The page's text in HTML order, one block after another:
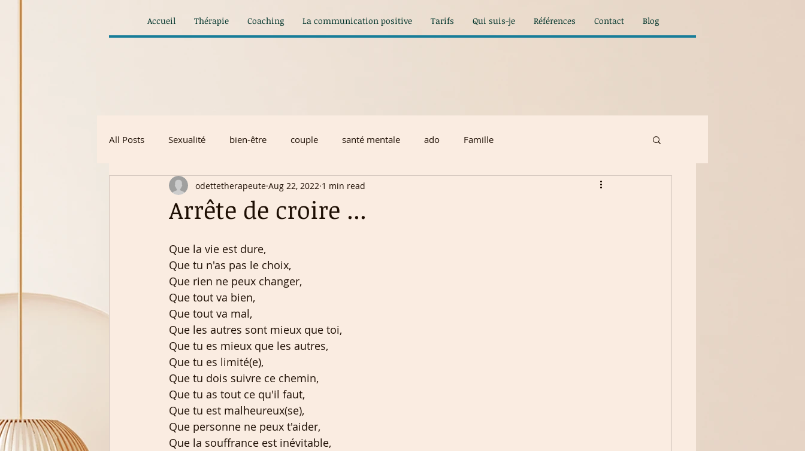
Accueil Thérapie Coaching La communication positive Tarifs Qui suis-je Références Contact Blog
All Posts Sexualité bien-être couple santé mentale ado Famille
Arrête de croire ...
odettetherapeute Aug 22, 2022 1 min read
Que la vie est dure,
Que tu n'as pas le choix,
Que rien ne peux changer,
Que tout va bien,
Que tout va mal,
Que les autres sont mieux que toi,
Que tu es mieux que les autres,
Que tu es limité(e),
Que tu dois suivre ce chemin,
Que tu as tout ce qu'il faut,
Que tu est malheureux(se),
Que personne ne peux t'aider,
Que la souffrance est inévitable,